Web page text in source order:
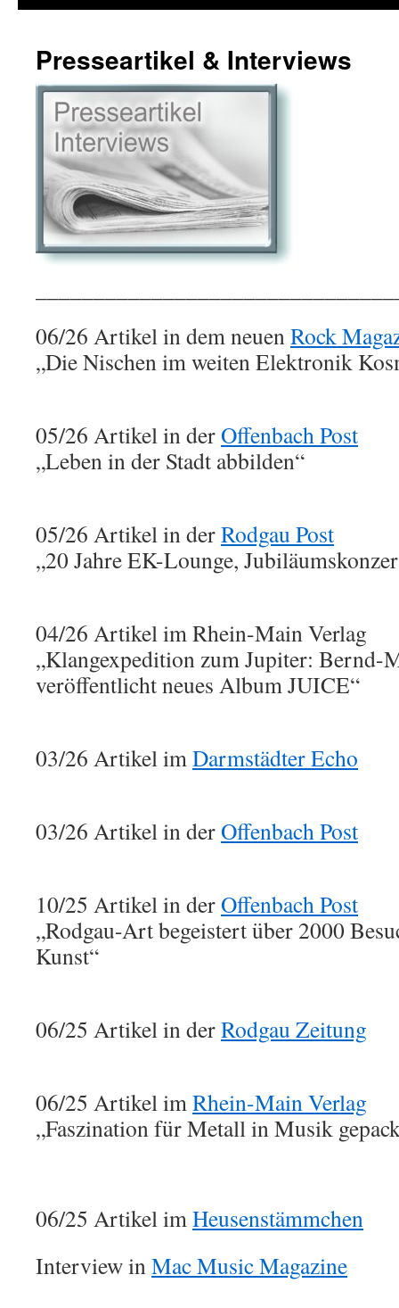
Presseartikel & Interviews
06/26 Artikel in dem neuenRock
„Die Nischen im weiten Elektronik
05/26 Artikel in derOffenbach Post
„Leben in der Stadt abbilden“
05/26 Artikel in derRodgau Post
„20 Jahre EK-Lounge,
04/26 Artikel im Rhein-Main Verlag
„Klangexpedition zum Jupiter: Bernd-
veröffentlicht neues Album JUICE“
03/26 Artikel imDarmstädter Echo
03/26 Artikel in derOffenbach Post
10/25 Artikel in derOffenbach Post
„Rodgau-Art begeistert über 2000
Kunst“
06/25 Artikel in derRodgau Zeitung
06/25 Artikel imRhein-Main Verlag
„Faszination für Metall in Musik
06/25 Artikel imHeusenstämmchen
Interview inMac Music Magazine